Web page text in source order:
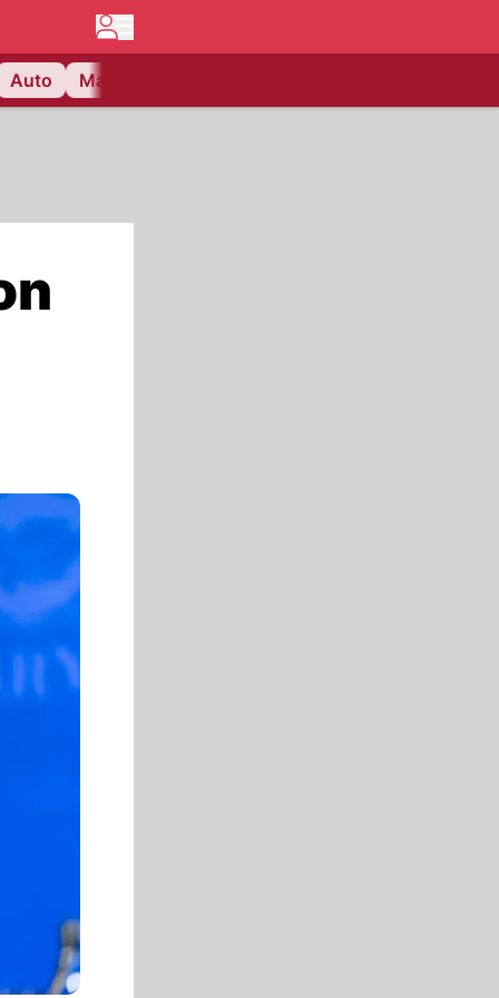
Auto Matchcenter